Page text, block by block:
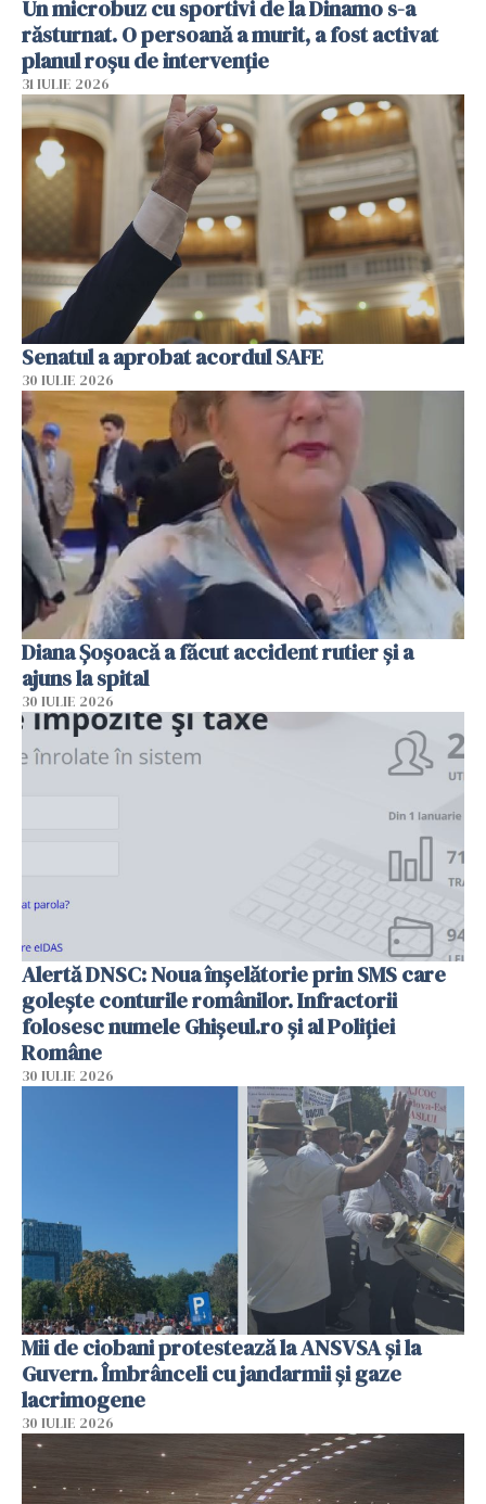
Un microbuz cu sportivi de la Dinamo s-a
răsturnat. O persoană a murit, a fost activat
planul roșu de intervenție
31 IULIE 2026
Senatul a aprobat acordul SAFE
30 IULIE 2026
Diana Șoșoacă a făcut accident rutier și a
ajuns la spital
30 IULIE 2026
Alertă DNSC: Noua înșelătorie prin SMS care
golește conturile românilor. Infractorii
folosesc numele Ghișeul.ro și al Poliției
Române
30 IULIE 2026
Mii de ciobani protestează la ANSVSA și la
Guvern. Îmbrânceli cu jandarmii și gaze
lacrimogene
30 IULIE 2026